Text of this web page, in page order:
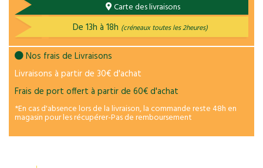
Carte des livraisons
De 13h à 18h (créneaux toutes les 2heures)
Nos frais de Livraisons
Livraisons à partir de 30€ d'achat
Frais de port offert à partir de 60€ d'achat
*En cas d'absence lors de la livraison, la commande reste 48h en
magasin pour les récupérer-Pas de remboursement